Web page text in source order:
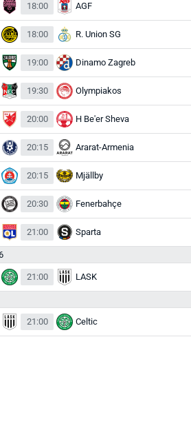
18:00 AGF
18:00 R. Union SG
19:00 Dinamo Zagreb
19:30 Olympiakos
20:00 H Be'er Sheva
20:15 Ararat-Armenia
20:15 Mjällby
20:30 Fenerbahçe
21:00 Sparta
21:00 LASK
21:00 Celtic